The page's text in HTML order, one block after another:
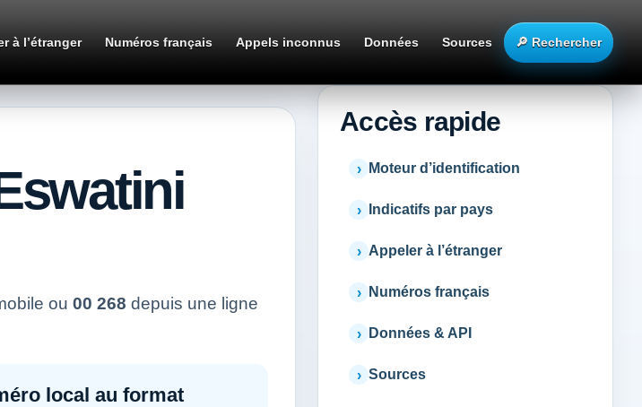
à l’étranger Numéros français Appels inconnus Données Sources 🔎 Rechercher
ou 00 268 depuis une ligne
local au format
Accès rapide
Moteur d’identification
Indicatifs par pays
Appeler à l’étranger
Numéros français
Données & API
Sources